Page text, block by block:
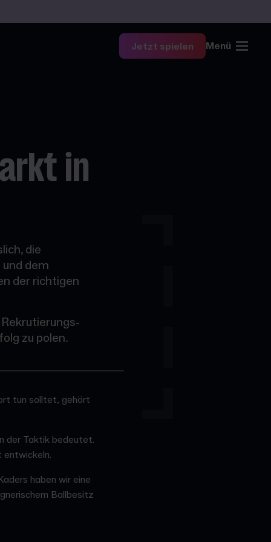
Jetzt spielen Menü
in
die
dem
der richtigen
zu polen.
tun solltet, gehört
der Taktik bedeutet.
entwickeln.
haben wir eine
Ballbesitz